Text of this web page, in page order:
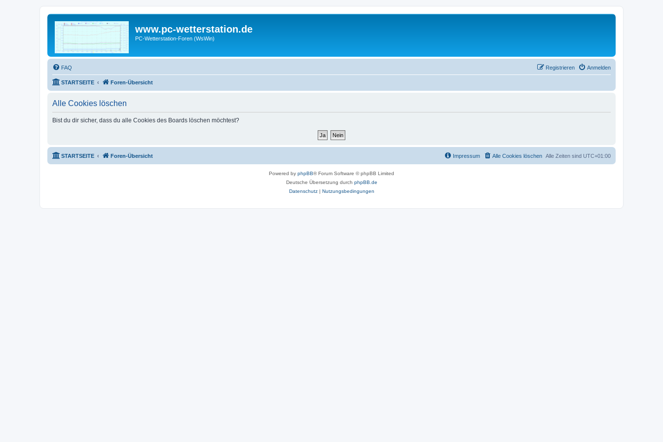
www.pc-wetterstation.de
PC-Wetterstation-Foren (WsWin)
FAQ Anmelden
Registrieren
STARTSEITE Foren-Übersicht
Alle Cookies löschen
Bist du dir sicher, dass du alle Cookies des Boards löschen möchtest?
STARTSEITE Foren-Übersicht Alle Zeiten sind UTC+01:00
Alle Cookies löschen
Impressum
Powered by phpBB® Forum Software © phpBB Limited
Deutsche Übersetzung durch phpBB.de
Datenschutz| Nutzungsbedingungen